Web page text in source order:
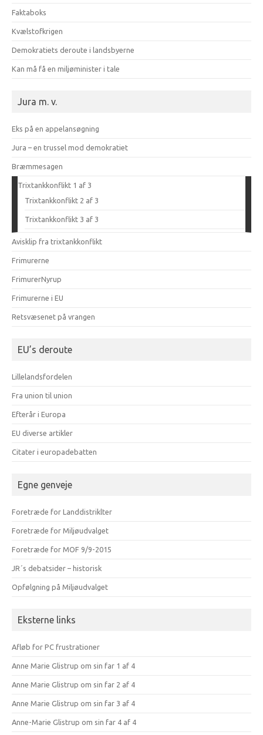
Faktaboks
Kvælstofkrigen
Demokratiets deroute i landsbyerne
Kan må få en miljøminister i tale
Jura m. v.
Eks på en appelansøgning
Jura – en trussel mod demokratiet
Bræmmesagen
Trixtankkonflikt 1 af 3
Trixtankkonflikt 2 af 3
Trixtankkonflikt 3 af 3
Avisklip fra trixtankkonflikt
Frimurerne
FrimurerNyrup
Frimurerne i EU
Retsvæsenet på vrangen
EU’s deroute
Lillelandsfordelen
Fra union til union
Efterår i Europa
EU diverse artikler
Citater i europadebatten
Egne genveje
Foretræde for Landdistriklter
Foretræde for Miljøudvalget
Foretræde for MOF 9/9-2015
JR´s debatsider – historisk
Opfølgning på Miljøudvalget
Eksterne links
Afløb for PC frustrationer
Anne Marie Glistrup om sin far 1 af 4
Anne Marie Glistrup om sin far 2 af 4
Anne Marie Glistrup om sin far 3 af 4
Anne-Marie Glistrup om sin far 4 af 4